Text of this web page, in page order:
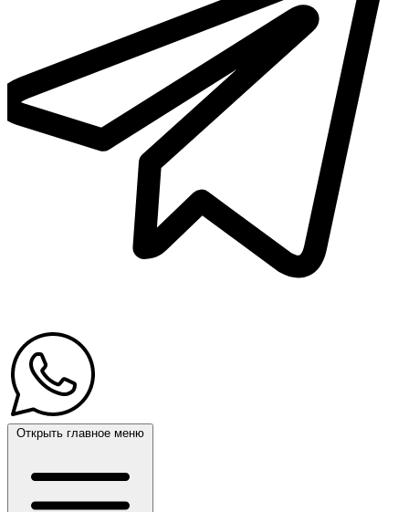
Открыть главное меню